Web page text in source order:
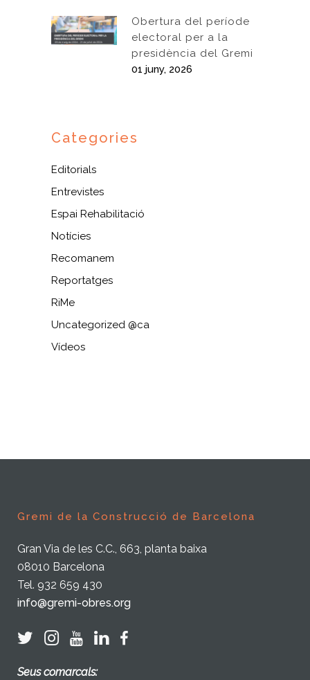
Obertura del període
electoral per a la
presidència del Gremi
01 juny, 2026
Categories
Editorials
Entrevistes
Espai Rehabilitació
Notícies
Recomanem
Reportatges
RiMe
Uncategorized @ca
Vídeos
Gremi de la Construcció de Barcelona
Gran Via de les C.C., 663, planta baixa
08010 Barcelona
Tel. 932 659 430
info@gremi-obres.org
Seus comarcals: